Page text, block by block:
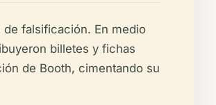
de falsificación. En medio
billetes y fichas
de Booth, cimentando su